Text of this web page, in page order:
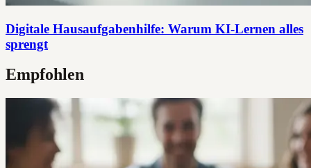
Digitale Hausaufgabenhilfe: Warum KI-Lernen alles
sprengt
Empfohlen